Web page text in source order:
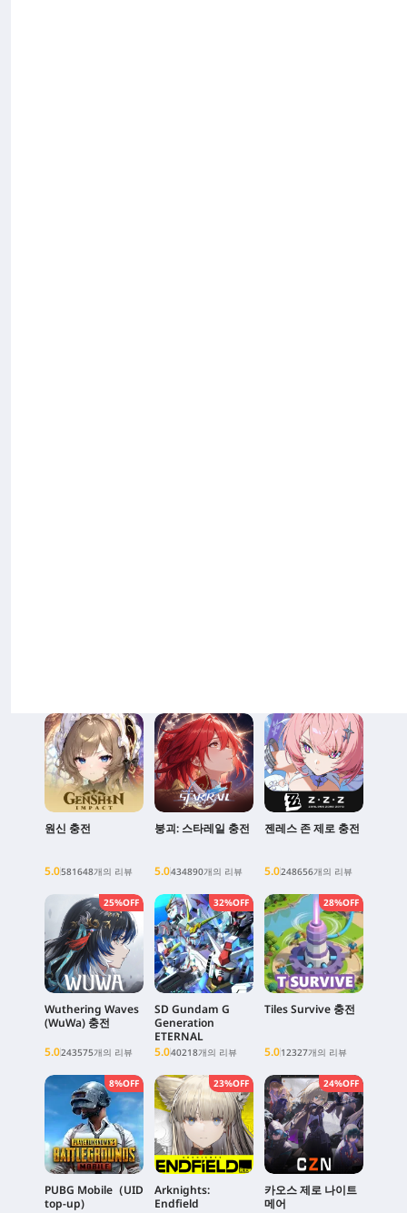
원신 충전
5.0581648개의 리뷰
붕괴: 스타레일 충전
5.0434890개의 리뷰
젠레스 존 제로 충전
5.0248656개의 리뷰
25%OFF
Wuthering Waves
(WuWa) 충전
5.0243575개의 리뷰
32%OFF
SD Gundam G
Generation
ETERNAL
5.040218개의 리뷰
28%OFF
Tiles Survive 충전
5.012327개의 리뷰
8%OFF
PUBG Mobile（UID
top-up)
23%OFF
Arknights:
Endfield
24%OFF
카오스 제로 나이트
메어